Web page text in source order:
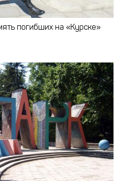
погибших на «Курске»